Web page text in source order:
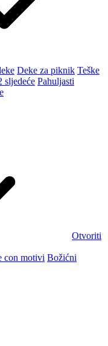
Deke za piknik Teške
sljedeće Pahuljasti
Otvoriti
con motivi Božićni